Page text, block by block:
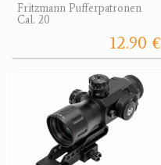
Fritzmann Pufferpatronen
Cal. 20
12.90 €